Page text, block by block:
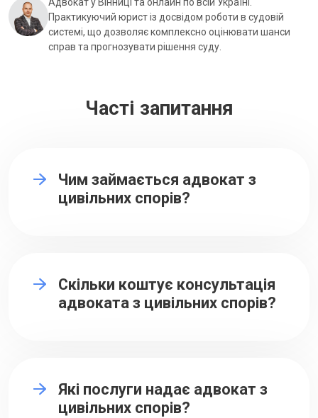
Адвокат у Вінниці та онлайн по всій Україні.
Практикуючий юрист із досвідом роботи в судовій
системі, що дозволяє комплексно оцінювати шанси
справ та прогнозувати рішення суду.
Часті запитання
Чим займається адвокат з
цивільних спорів?
Скільки коштує консультація
адвоката з цивільних спорів?
Які послуги надає адвокат з
цивільних спорів?